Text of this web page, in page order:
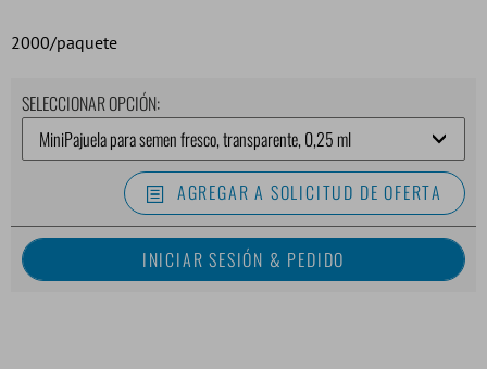
2000/paquete
SELECCIONAR OPCIÓN:
AGREGAR A SOLICITUD DE OFERTA